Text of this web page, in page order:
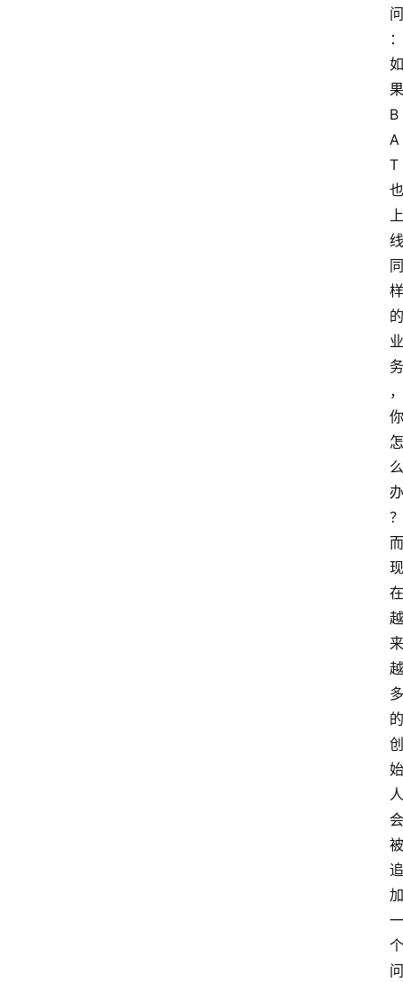
问
：
如
果
B
A
T
也
上
线
同
样
的
业
务
，
你
怎
么
办
？
而
现
在
越
来
越
多
的
创
始
人
会
被
追
加
一
个
问